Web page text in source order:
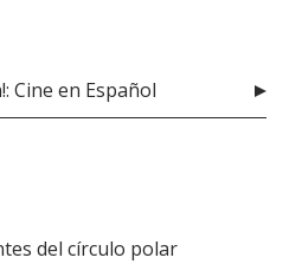
Cine en Español
del círculo polar